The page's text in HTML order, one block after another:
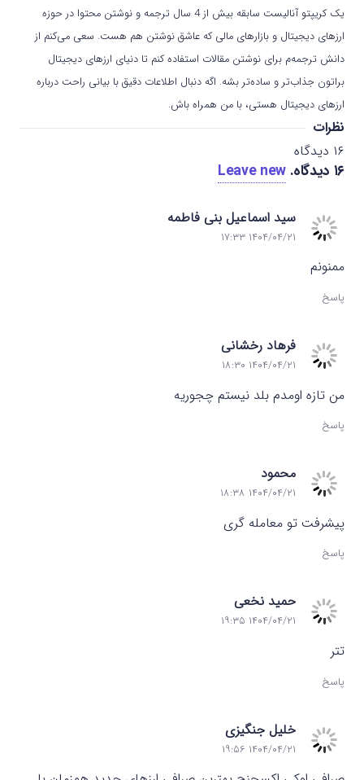
یک کریپتو آنالیست سابقه بیش از 4 سال ترجمه و نوشتن محتوا در حوزه
ارزهای دیجیتال و بازارهای مالی که عاشق نوشتن هم هست. سعی می‌کنم از
دانش ترجمه‌م برای نوشتن مقالات استفاده کنم تا دنیای ارزهای دیجیتال
براتون جذاب‌تر و ساده‌تر بشه. اگه دنبال اطلاعات دقیق با بیانی راحت درباره
ارزهای دیجیتال هستی، با من همراه باش.
نظرات
۱۶ دیدگاه
۱۶ دیدگاه.
Leave new
سید اسماعیل بنی فاطمه
۱۴۰۴/۰۴/۲۱ ۱۷:۳۳
ممنونم
پاسخ
فرهاد رخشانی
۱۴۰۴/۰۴/۲۱ ۱۸:۳۰
من تازه اومدم بلد نیستم چجوریه
پاسخ
محمود
۱۴۰۴/۰۴/۲۱ ۱۸:۳۸
پیشرفت تو معامله گری
پاسخ
حمید نخعی
۱۴۰۴/۰۴/۲۱ ۱۹:۳۵
تتر
پاسخ
خلیل جنگیزی
۱۴۰۴/۰۴/۲۱ ۱۹:۵۶